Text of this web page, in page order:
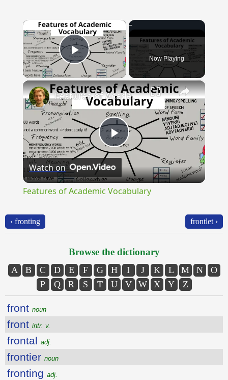
×
Play Video Now Playing
×
Play
Video
Features of Academic Vocabulary
Watch on
Features of Academic Vocabulary
‹ fronting frontlet ›
Browse the dictionary
A B C D E F G H I J K L M N
O
P
Q R S T U V W X Y Z
front noun
front intr. v.
frontal adj.
frontier noun
fronting adj.